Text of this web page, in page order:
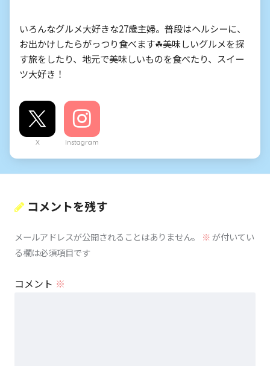
いろんなグルメ大好きな27歳主婦。普段はヘルシーに、
お出かけしたらがっつり食べます☘美味しいグルメを探
す旅をしたり、地元で美味しいものを食べたり、スイー
ツ大好き！
X Instagram
コメントを残す
メールアドレスが公開されることはありません。 ※が付いてい
る欄は必須項目です
コメント ※